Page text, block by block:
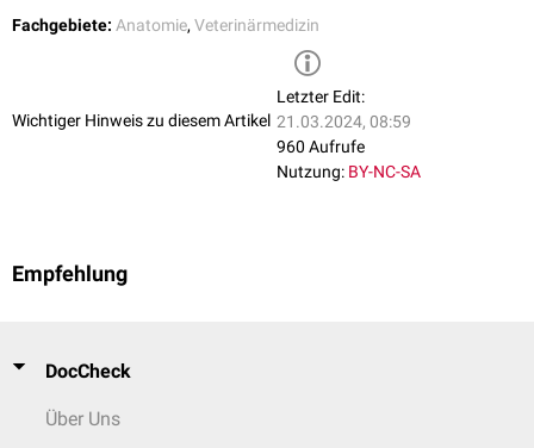
Fachgebiete: Anatomie, Veterinärmedizin
Wichtiger Hinweis zu diesem Artikel
Letzter Edit:
21.03.2024, 08:59
960 Aufrufe
Nutzung: BY-NC-SA
Empfehlung
DocCheck
Über Uns